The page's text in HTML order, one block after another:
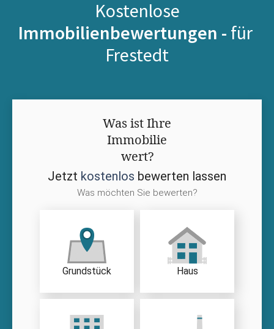
Kostenlose
Immobilienbewertungen - für
Frestedt
Was ist Ihre
Immobilie
wert?
Jetzt kostenlos bewerten lassen
Was möchten Sie bewerten?
Grundstück Haus